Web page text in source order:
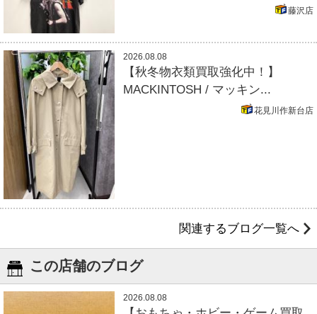
藤沢店
2026.08.08
【秋冬物衣類買取強化中！】
MACKINTOSH / マッキン...
花見川作新台店
関連するブログ一覧へ
この店舗のブログ
2026.08.08